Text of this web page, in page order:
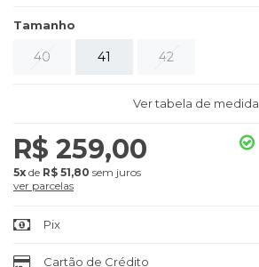
Tamanho
40 41 42
Ver tabela de
R$ 259,00
5x de R$ 51,80 sem juros
ver parcelas
Pix
Cartão de Crédito